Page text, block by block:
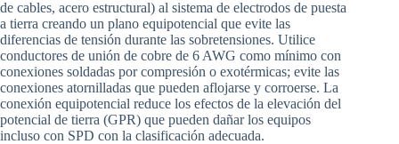
de cables, acero estructural) al sistema de electrodos de puesta
a tierra creando un plano equipotencial que evite las
diferencias de tensión durante las sobretensiones. Utilice
conductores de unión de cobre de 6 AWG como mínimo con
conexiones soldadas por compresión o exotérmicas; evite las
conexiones atornilladas que pueden aflojarse y corroerse. La
conexión equipotencial reduce los efectos de la elevación del
potencial de tierra (GPR) que pueden dañar los equipos
incluso con SPD con la clasificación adecuada.